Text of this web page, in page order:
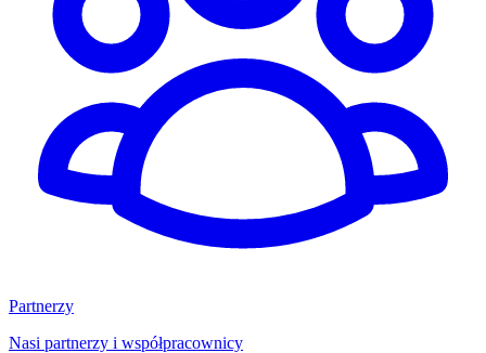
Partnerzy
Nasi partnerzy i współpracownicy